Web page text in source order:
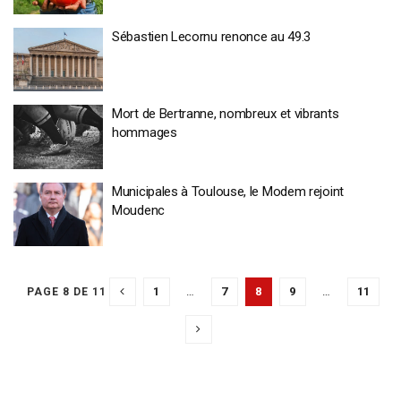
Sébastien Lecornu renonce au 49.3
Mort de Bertranne, nombreux et vibrants
hommages
Municipales à Toulouse, le Modem rejoint
Moudenc
PAGE 8 DE 11 1 … 7 8 9 … 11